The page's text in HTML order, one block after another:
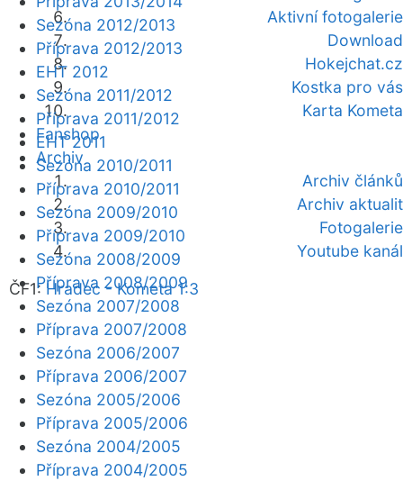
Aktivní fotogalerie
Download
Hokejchat.cz
Kostka pro vás
Karta Kometa
Fanshop
Archiv
Archiv článků
Archiv aktualit
Fotogalerie
Youtube kanál
ČF1:Hradec - Kometa 1:3
Sezóna 2012/2013
Příprava 2012/2013
EHT 2012
Sezóna 2011/2012
Příprava 2011/2012
EHT 2011
Sezóna 2010/2011
Příprava 2010/2011
Sezóna 2009/2010
Příprava 2009/2010
Sezóna 2008/2009
Příprava 2008/2009
Sezóna 2007/2008
Příprava 2007/2008
Sezóna 2006/2007
Příprava 2006/2007
Sezóna 2005/2006
Příprava 2005/2006
Sezóna 2004/2005
Příprava 2004/2005